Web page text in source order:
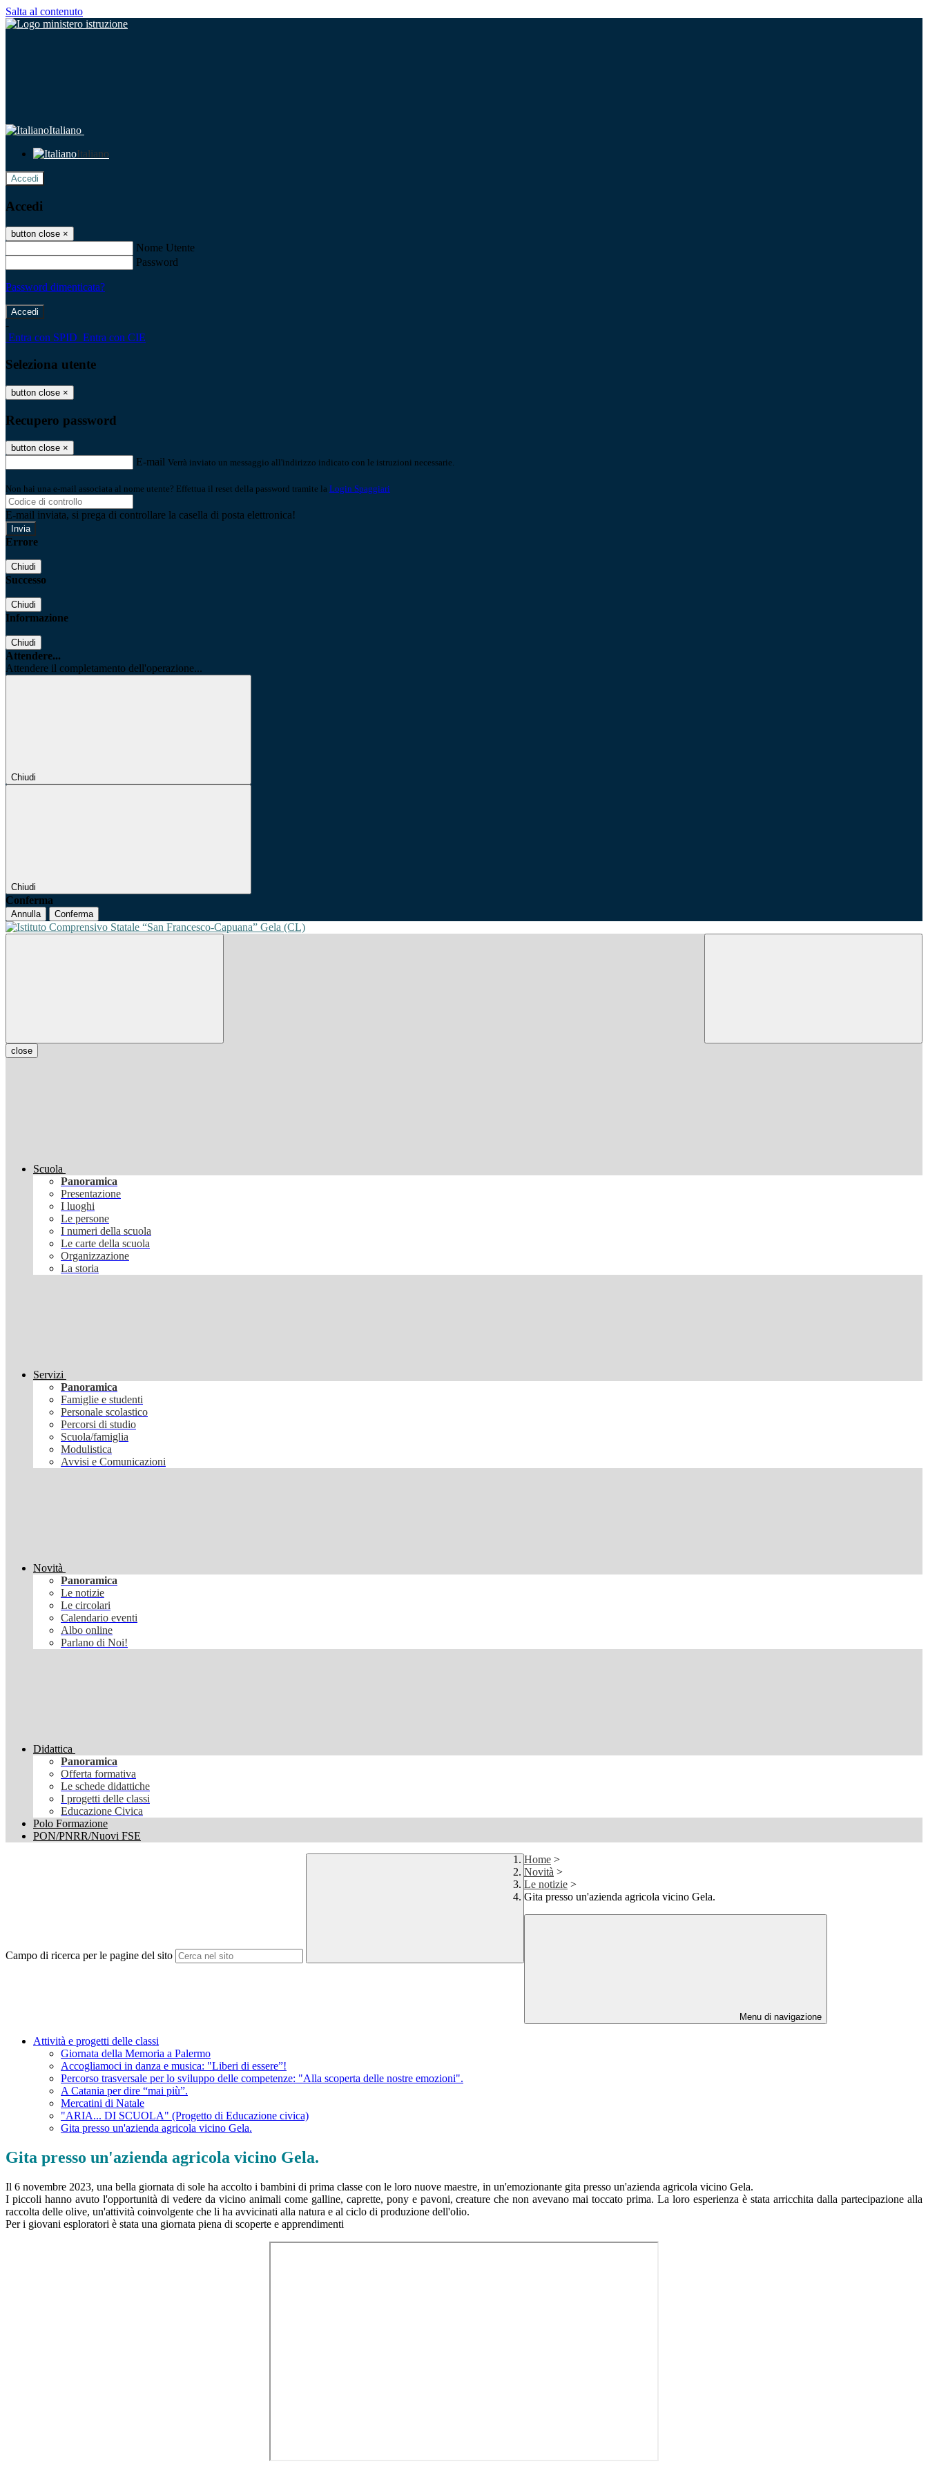
Salta al contenuto
Italiano
Italiano
Accedi
Accedi
button close ×
Nome Utente
Password
Password dimenticata?
-
Entra con SPID Entra con CIE
Seleziona utente
button close ×
Recupero password
button close ×
E-mail Verrà inviato un messaggio all'indirizzo indicato con le istruzioni necessarie.
Non hai una e-mail associata al nome utente? Effettua il reset della password tramite la Login Spaggiari
E-mail inviata, si prega di controllare la casella di posta elettronica!
Errore
Chiudi
Successo
Chiudi
Informazione
Chiudi
Attendere...
Attendere il completamento dell'operazione...
Chiudi
Chiudi
Conferma
Annulla Conferma
close
Scuola
Panoramica
Presentazione
I luoghi
Le persone
I numeri della scuola
Le carte della scuola
Organizzazione
La storia
Servizi
Panoramica
Famiglie e studenti
Personale scolastico
Percorsi di studio
Scuola/famiglia
Modulistica
Avvisi e Comunicazioni
Novità
Panoramica
Le notizie
Le circolari
Calendario eventi
Albo online
Parlano di Noi!
Didattica
Panoramica
Offerta formativa
Le schede didattiche
I progetti delle classi
Educazione Civica
Polo Formazione
PON/PNRR/Nuovi FSE
Campo di ricerca per le pagine del sito
Home >
Novità >
Le notizie >
Gita presso un'azienda agricola vicino Gela.
Menu di navigazione
Attività e progetti delle classi
Giornata della Memoria a Palermo
Accogliamoci in danza e musica: "Liberi di essere”!
Percorso trasversale per lo sviluppo delle competenze: "Alla scoperta delle nostre emozioni".
A Catania per dire “mai più”.
Mercatini di Natale
"ARIA... DI SCUOLA" (Progetto di Educazione civica)
Gita presso un'azienda agricola vicino Gela.
Gita presso un'azienda agricola vicino Gela.
Il 6 novembre 2023, una bella giornata di sole ha accolto i bambini di prima classe con le loro nuove maestre, in un'emozionante gita presso un'azienda agricola vicino Gela.
I piccoli hanno avuto l'opportunità di vedere da vicino animali come galline, caprette, pony e pavoni, creature che non avevano mai toccato prima. La loro esperienza è stata arricchita dalla partecipazione alla
raccolta delle olive, un'attività coinvolgente che li ha avvicinati alla natura e al ciclo di produzione dell'olio.
Per i giovani esploratori è stata una giornata piena di scoperte e apprendimenti